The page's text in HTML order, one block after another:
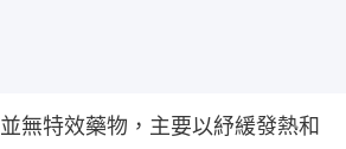
無特效藥物，主要以紓緩發熱和